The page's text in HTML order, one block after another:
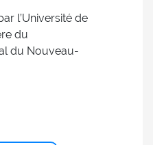
l’Université de
du
du Nouveau-